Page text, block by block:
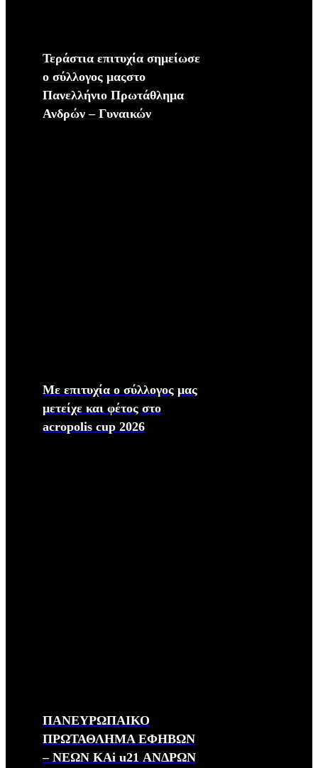
Τεράστια επιτυχία σημείωσε
ο σύλλογος μαςστο
Πανελλήνιο Πρωτάθλημα
Ανδρών – Γυναικών
Με επιτυχία ο σύλλογος μας
μετείχε και φέτος στο
acropolis cup 2026
ΠΑΝΕΥΡΩΠΑΙΚΟ
ΠΡΩΤΑΘΛΗΜΑ ΕΦΗΒΩΝ
– ΝΕΩΝ ΚΑi u21 ΑΝΔΡΩΝ